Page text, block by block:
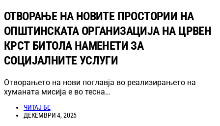
ОТВОРАЊЕ НА НОВИТЕ ПРОСТОРИИ НА
ОПШТИНСКАТА ОРГАНИЗАЦИЈА НА ЦРВЕН
КРСТ БИТОЛА НАМЕНЕТИ ЗА
СОЦИЈАЛНИТЕ УСЛУГИ
Отворањето на нови поглавја во реализирањето на
хуманата мисија е во тесна…
ЧИТАЈ БЕ
ДЕКЕМВРИ 4, 2025